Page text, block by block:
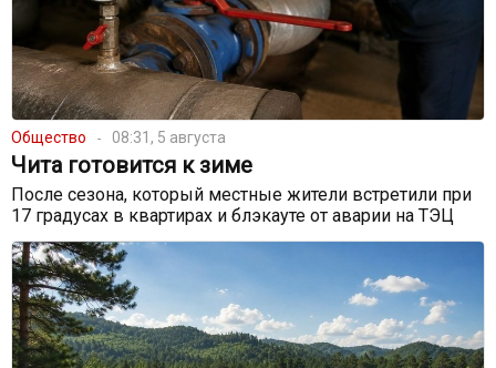
Общество 08:31, 5 августа
Чита готовится к зиме
После сезона, который местные жители встретили при
17 градусах в квартирах и блэкауте от аварии на ТЭЦ